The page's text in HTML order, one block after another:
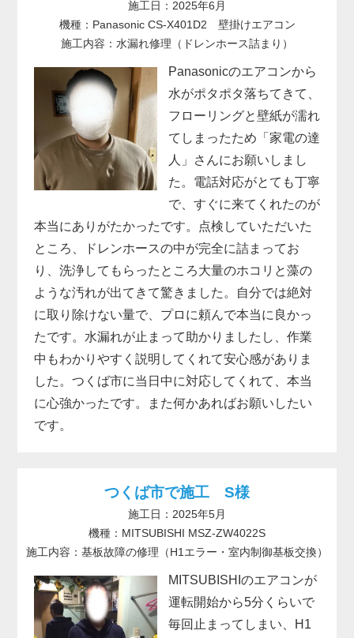
施工日：2025年6月
機種：Panasonic CS-X401D2 壁掛けエアコン
施工内容：水漏れ修理（ドレンホース詰まり）
Panasonicのエアコンから
水がポタポタ落ちてきて、
フローリングと壁紙が濡れ
てしまったため「家電の達
人」さんにお願いしまし
た。電話対応がとても丁寧
で、すぐに来てくれたのが
本当にありがたかったです。点検していただいた
ところ、ドレンホースの中が完全に詰まってお
り、洗浄してもらったところ大量のホコリと藻の
ような汚れが出てきて驚きました。自分では絶対
に取り除けない量で、プロに頼んで本当に良かっ
たです。水漏れが止まって助かりましたし、作業
中もわかりやすく説明してくれて安心感がありま
した。つくば市に当日中に対応してくれて、本当
に心強かったです。また何かあればお願いしたい
です。
つくば市で施工 S様
施工日：2025年5月
機種：MITSUBISHI MSZ-ZW4022S
施工内容：基板故障の修理（H1エラー・室内制御基板交換）
MITSUBISHIのエアコンが
運転開始から5分くらいで
毎回止まってしまい、H1